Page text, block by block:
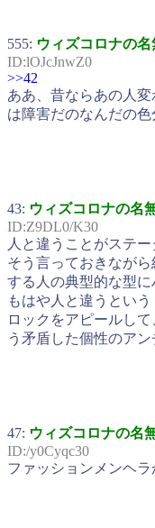
555: ウィズコロナの
ID:lOJcJnwZ0
>>42
ああ、昔ならあの人
は障害だのなんだの
43: ウィズコロナの名
ID:Z9DL0/K30
人と違うことがステ
そう言っておきなが
する人の典型的な型
もはや人と違うとい
ロックをアピールし
う矛盾した個性のア
47: ウィズコロナの名
ID:/y0Cyqc30
ファッションメンヘラ